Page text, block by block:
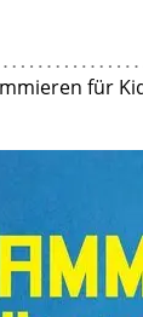
für